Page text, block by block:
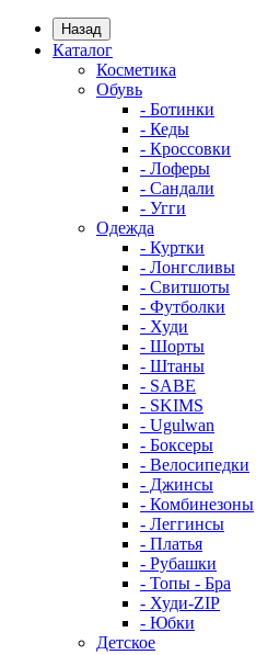
Назад
Каталог
Косметика
Обувь
- Ботинки
- Кеды
- Кроссовки
- Лоферы
- Сандали
- Угги
Одежда
- Куртки
- Лонгсливы
- Свитшоты
- Футболки
- Худи
- Шорты
- Штаны
- SABE
- SKIMS
- Ugulwan
- Боксеры
- Велосипедки
- Джинсы
- Комбинезоны
- Леггинсы
- Платья
- Рубашки
- Топы - Бра
- Худи-ZIP
- Юбки
Детское